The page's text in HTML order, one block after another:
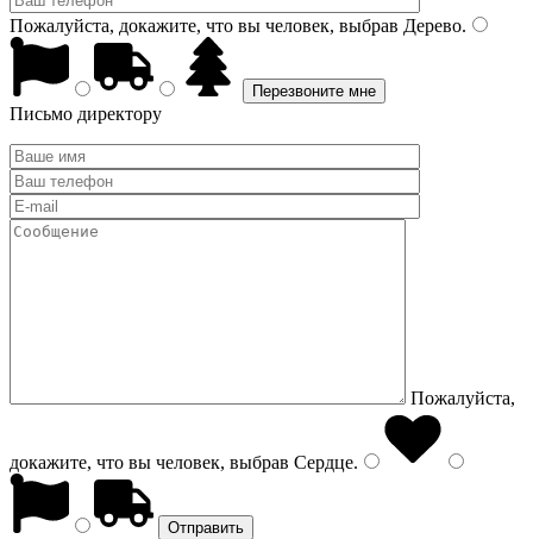
Пожалуйста, докажите, что вы человек, выбрав Дерево.
Письмо директору
Пожалуйста,
докажите, что вы человек, выбрав Сердце.